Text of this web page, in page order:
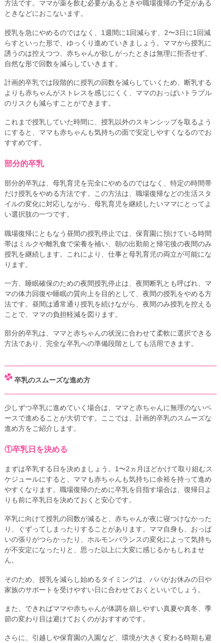
方法です。ママが薬を飲む必要があるときや職場復帰の予定がある
ときなどにおこないます。
授乳を急にやめるのではなく、1週間に1回減らす、2〜3日に1回減
らすといった形で、ゆっくり進めていきましょう。ママから授乳に
誘うのは控えつつ、赤ちゃんが欲しがったときは無理に拒否せず、
自然な形で回数を減らしていきます。
計画的卒乳では段階的に授乳の回数を減らしていくため、断乳する
よりも赤ちゃんがストレスを感じにくく、ママのおっぱいトラブル
のリスクも減らすことができます。
これまで授乳していた時間に、授乳以外のスキンシップを取るよう
にすると、ママも赤ちゃんも気持ちの面で安定しやすくなるのでお
すすめです。
部分的卒乳
部分的卒乳は、母乳育児を完全にやめるのではなく、特定の時間帯
だけ授乳をやめる方法です。この方法は、職場復帰などの生活スタ
イルの変化に対応しながら、母乳育児を継続したいママにとってよ
い選択肢の一つです。
職場復帰にともなう昼間の授乳停止では、保育園に預けている時間
帯はミルクや離乳食で栄養を補い、朝の出勤前と帰宅後の夜間のみ
授乳を継続します。これにより、仕事と母乳育児の両立が可能にな
ります。
一方、睡眠確保のための夜間授乳停止は、夜間断乳とも呼ばれ、マ
マの体力回復や睡眠の質向上を目的として、夜間の授乳をやめる方
法です。昼間は通常通り授乳を続けながら、夜間のみ授乳を控える
ことで、ママの負担軽減を図ります。
部分的卒乳は、ママと赤ちゃんの状況に合わせて柔軟に選択できる
方法であり、完全な卒乳への準備段階としても活用できます。
卒乳のスムーズな進め方
少しずつ卒乳に進めていく場合は、ママと赤ちゃんに無理のないペ
ースで進めることが大切です。ここでは、計画的卒乳のスムーズな
進め方をご紹介します。
①卒乳日を決める
まずは卒乳する日を決めましょう。1〜2ヵ月ほどかけて取り組むス
ケジュールにすると、ママも赤ちゃんも気持ちに余裕を持って進め
やすくなります。職場復帰のために卒乳を目指す場合は、復帰日よ
りも前に卒乳日を決めておくと安心です。
卒乳に向けて授乳の回数が減ると、赤ちゃんが夜に寝つけなかった
り、ぐずってしまったりすることがあります。ママ自身も、おっぱ
いの張りがつらかったり、ホルモンバランスの変化によって気持ち
が不安定になったりと、思った以上に大変に感じるかもしれませ
ん。
そのため、授乳を減らし始めるタイミングは、パパがお休みの日や
家族のサポートを受けやすい日に合わせておくといいでしょう。
また、できればママや赤ちゃんが体調を崩しやすい真夏や真冬、季
節の変わり目は避けておくのがおすすめです。
さらに、引越しや保育園の入園など、環境が大きく変わる時期も避